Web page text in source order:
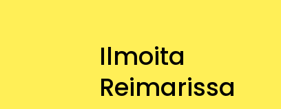
Ilmoita
Reimarissa